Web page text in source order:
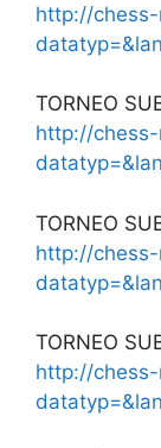
http://
TORNEO
http://
TORNEO
http://
TORNEO
http://chess-